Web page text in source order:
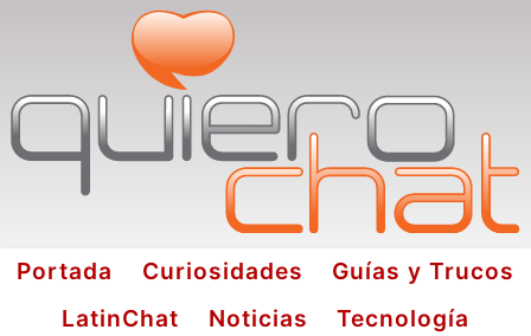
Portada Curiosidades
Guías y Trucos
LatinChat
Noticias
Tecnología